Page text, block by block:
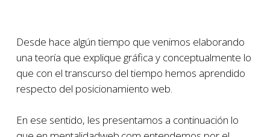
Desde hace algún tiempo que venimos elaborando
una teoría que explique gráfica y conceptualmente lo
que con el transcurso del tiempo hemos aprendido
respecto del posicionamiento web.
En ese sentido, les presentamos a continuación lo